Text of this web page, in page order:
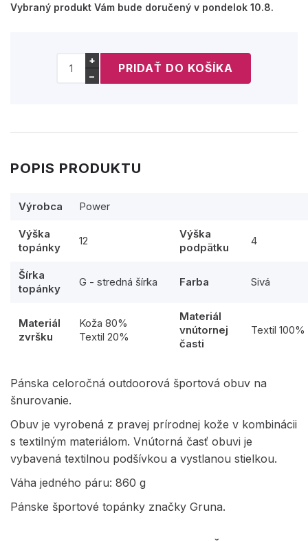
Vybraný produkt Vám bude doručený v pondelok 10.8.
+
−
POPIS PRODUKTU
Výrobca Power
Výška
topánky
12
Výška
podpätku
4
Šírka
topánky
G - stredná šírka Farba Sivá
Materiál
zvršku
Koža 80%
Textil 20%
Materiál
vnútornej
časti
Textil 100%
Pánska celoročná outdoorová športová obuv na
šnurovanie.
Obuv je vyrobená z pravej prírodnej kože v kombinácii
s textilným materiálom. Vnútorná časť obuvi je
vybavená textilnou podšívkou a vystlanou stielkou.
Váha jedného páru: 860 g
Pánske športové topánky značky Gruna.